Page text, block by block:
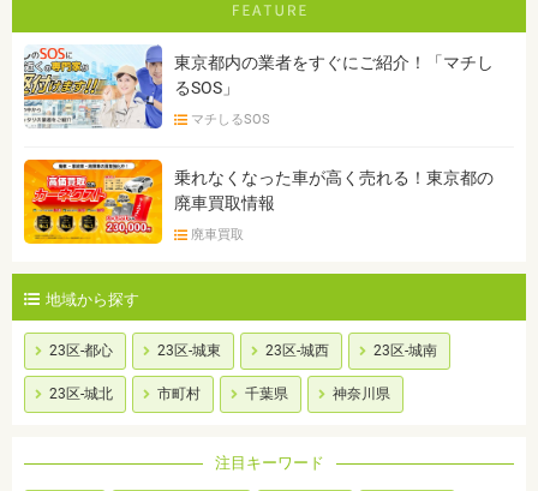
東京都内の業者をすぐにご紹介！「マチし
るSOS」
マチしるSOS
乗れなくなった車が高く売れる！東京都の
廃車買取情報
廃車買取
地域から探す
23区-都心 23区-城東 23区-城西 23区-城南
23区-城北 市町村 千葉県 神奈川県
注目キーワード